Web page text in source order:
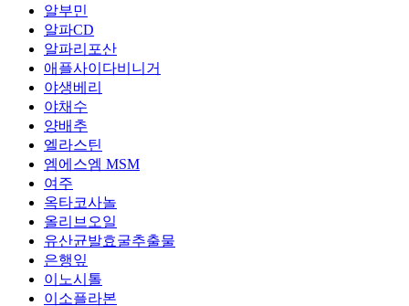
알부민
알파CD
알파리포산
애플사이다비니거
야생베리
야채수
양배추
엘라스틴
엠에스엠 MSM
여주
옥타코사놀
올리브오일
유산균발효굴추출물
은행잎
이노시톨
이소플라본